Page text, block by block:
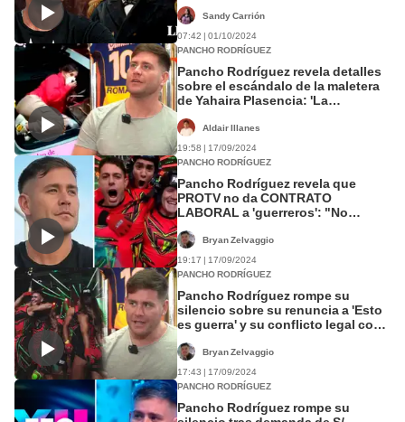
Sandy Carrión
07:42 | 01/10/2024
PANCHO RODRÍGUEZ
Pancho Rodríguez revela detalles
sobre el escándalo de la maletera
de Yahaira Plasencia: 'La
Aldair Illanes
19:58 | 17/09/2024
PANCHO RODRÍGUEZ
Pancho Rodríguez revela que
PROTV no da CONTRATO
LABORAL a 'guerreros': "No
Bryan Zelvaggio
19:17 | 17/09/2024
PANCHO RODRÍGUEZ
Pancho Rodríguez rompe su
silencio sobre su renuncia a 'Esto
es guerra' y su conflicto legal con
Bryan Zelvaggio
17:43 | 17/09/2024
PANCHO RODRÍGUEZ
Pancho Rodríguez rompe su